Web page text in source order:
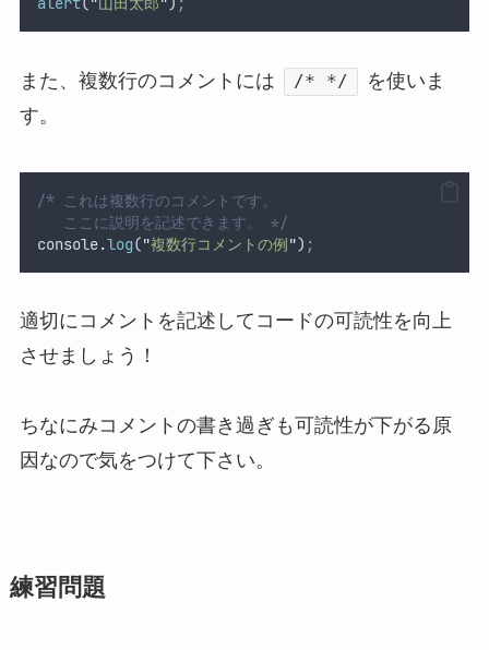
また、複数行のコメントには /* */
を使いま
す。
/* これは複数行のコメントです。
   ここに説明を記述できます。 */
console.log("複数行コメントの例") ;
適切にコメントを記述してコードの可読性を向上
させましょう！
ちなにみコメントの書き過ぎも可読性が下がる原
因なので気をつけて下さい。
練習問題